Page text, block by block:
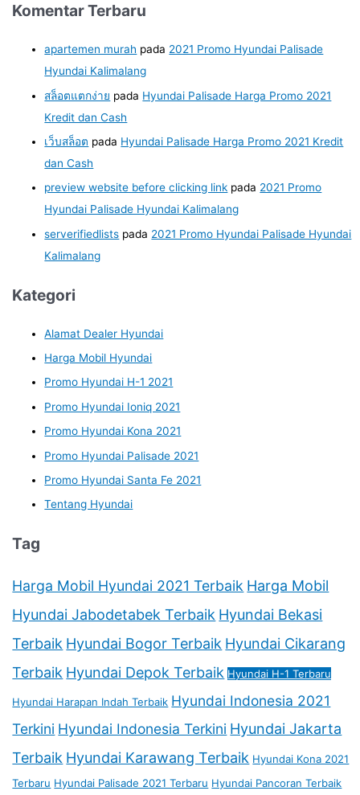
Komentar Terbaru
apartemen murah pada 2021 Promo Hyundai Palisade
Hyundai Kalimalang
สล็อตแตกง่าย pada Hyundai Palisade Harga Promo 2021
Kredit dan Cash
เว็บสล็อต pada Hyundai Palisade Harga Promo 2021 Kredit
dan Cash
preview website before clicking link pada 2021 Promo
Hyundai Palisade Hyundai Kalimalang
serverifiedlists pada 2021 Promo Hyundai Palisade Hyundai
Kalimalang
Kategori
Alamat Dealer Hyundai
Harga Mobil Hyundai
Promo Hyundai H-1 2021
Promo Hyundai Ioniq 2021
Promo Hyundai Kona 2021
Promo Hyundai Palisade 2021
Promo Hyundai Santa Fe 2021
Tentang Hyundai
Tag
Harga Mobil Hyundai 2021 Terbaik Harga Mobil
Hyundai Jabodetabek Terbaik Hyundai Bekasi
Terbaik Hyundai Bogor Terbaik Hyundai Cikarang
Terbaik Hyundai Depok Terbaik Hyundai H-1 Terbaru
Hyundai Harapan Indah Terbaik Hyundai Indonesia 2021
Terkini Hyundai Indonesia Terkini Hyundai Jakarta
Terbaik Hyundai Karawang Terbaik Hyundai Kona 2021
Terbaru Hyundai Palisade 2021 Terbaru Hyundai Pancoran Terbaik